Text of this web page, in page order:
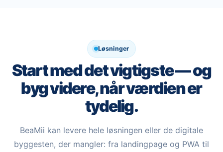
Løsninger
Start med det vigtigste — og
byg videre, når værdien er
tydelig.
BeaMii kan levere hele løsningen eller de digitale
byggesten, der mangler: fra landingpage og PWA til